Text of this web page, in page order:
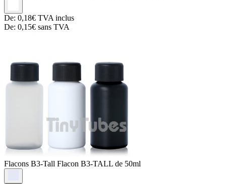
De: 0,18€ TVA inclus
De: 0,15€ sans TVA
Flacons B3-Tall Flacon B3-TALL de 50ml